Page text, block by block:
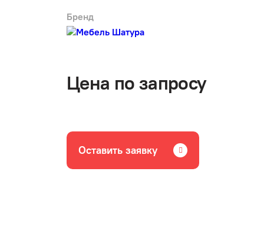
арт.
Бренд
Цена по запросу
Оставить заявку